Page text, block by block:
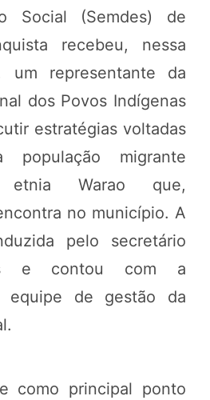
Social (Semdes) de
recebeu, nessa
um representante da
dos Povos Indígenas
estratégias voltadas
migrante
Warao que,
no município. A
pelo secretário
e contou com a
equipe de gestão da
como principal ponto